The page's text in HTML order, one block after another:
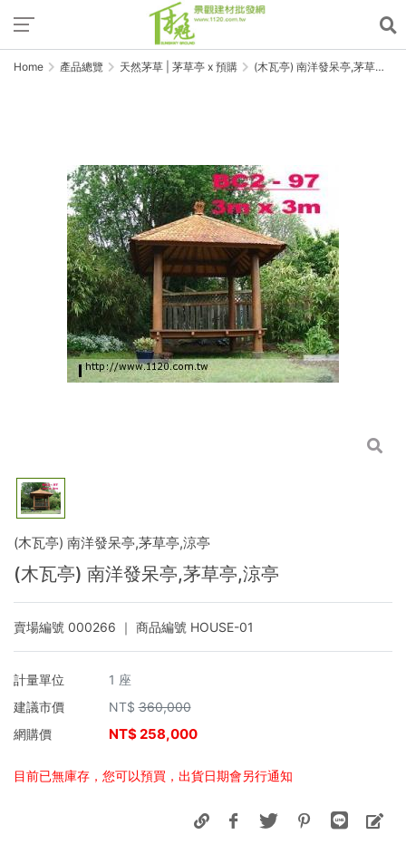
Home 產品總覽 天然茅草 | 茅草亭 x 預購
(木瓦亭) 南洋發呆亭,茅草亭,
(木瓦亭) 南洋發呆亭,茅草亭,涼亭
(木瓦亭) 南洋發呆亭,茅草亭,涼亭
賣場編號 000266 ｜ 商品編號 HOUSE-01
計量單位
1 座
建議市價
NT$ 360,000
網購價
NT$258,000
目前已無庫存，您可以預買，出貨日期會另行通知